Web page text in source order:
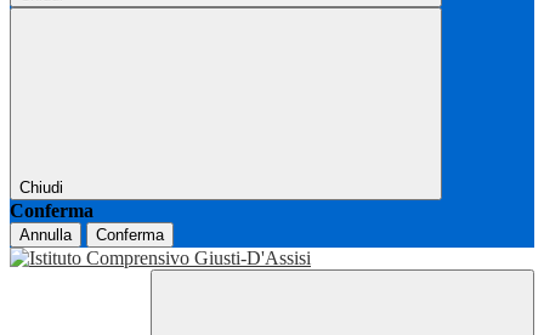
Chiudi
Conferma
Annulla Conferma